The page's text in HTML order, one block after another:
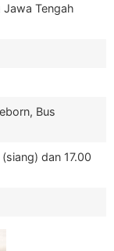
Jawa Tengah
Bus
dan 17.00